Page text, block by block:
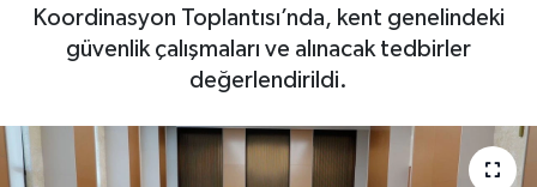
Koordinasyon Toplantısı’nda, kent genelindeki
güvenlik çalışmaları ve alınacak tedbirler
değerlendirildi.
Haberler
Magazin
Haber Arşivi